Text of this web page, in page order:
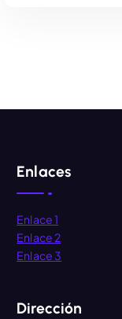
Enlaces
Enlace 1
Enlace 2
Enlace 3
Dirección